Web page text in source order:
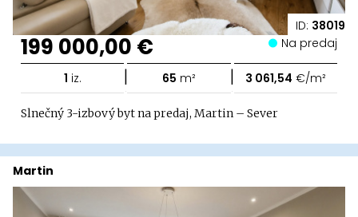
ID: 38019
199 000,00 € Na predaj
1 iz. | 65 m² | 3 061,54 €/m²
Slnečný 3-izbový byt na predaj, Martin – Sever
Martin